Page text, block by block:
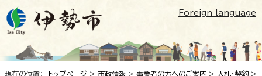
Foreign language
現在の位置： トップページ > 市政情報 > 事業者の方へのご案内 > 入札・契約 >